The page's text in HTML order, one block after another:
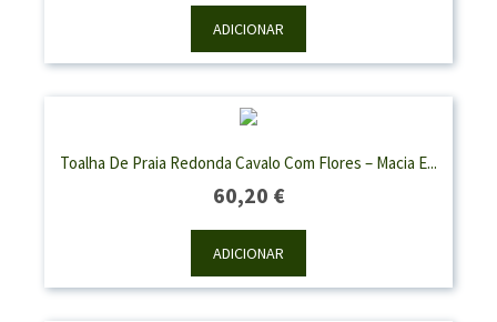
ADICIONAR
Toalha De Praia Redonda Cavalo Com Flores – Macia E...
60,20 €
ADICIONAR